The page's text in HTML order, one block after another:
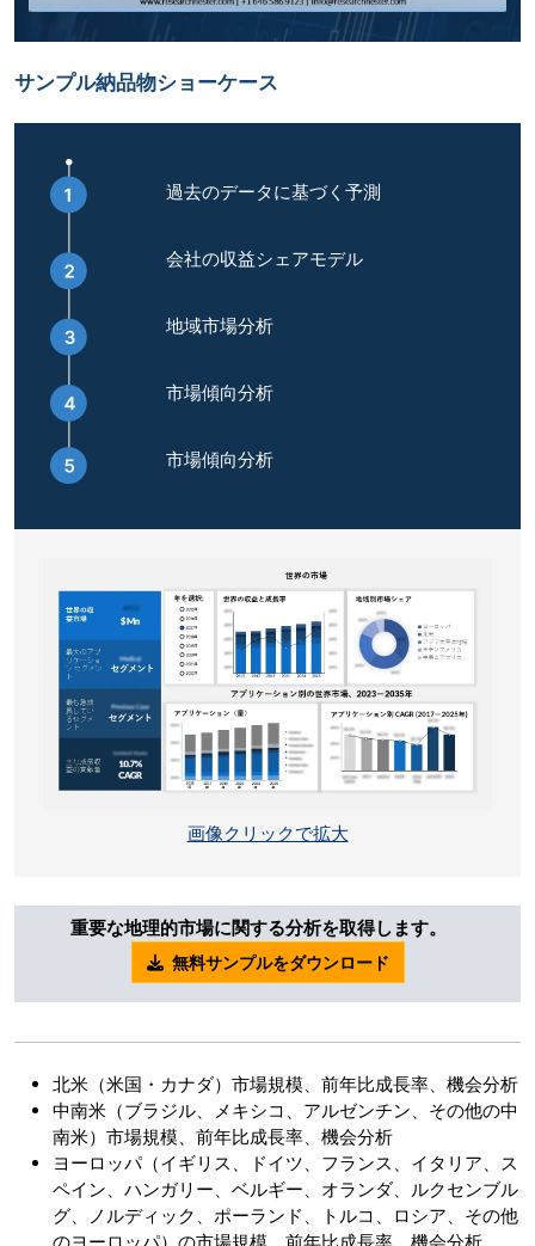
サンプル納品物ショーケース
過去のデータに基づく予測
会社の収益シェアモデル
地域市場分析
市場傾向分析
市場傾向分析
画像クリックで拡大
重要な地理的市場に関する分析を取得します。
無料サンプルをダウンロード
北米（米国・カナダ）市場規模、前年比成長率、機会分析
中南米（ブラジル、メキシコ、アルゼンチン、その他の中
南米）市場規模、前年比成長率、機会分析
ヨーロッパ（イギリス、ドイツ、フランス、イタリア、ス
ペイン、ハンガリー、ベルギー、オランダ、ルクセンブル
グ、ノルディック、ポーランド、トルコ、ロシア、その他